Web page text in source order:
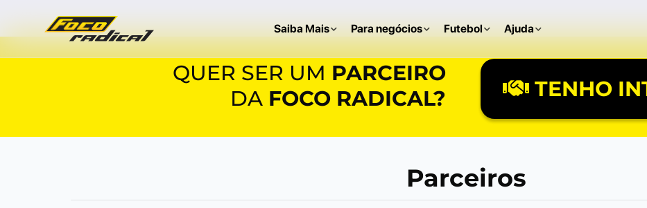
Saiba Mais Para negócios Futebol Ajuda
QUER SER UM PARCEIRO
DA FOCO RADICAL? TENHO
Parceiros